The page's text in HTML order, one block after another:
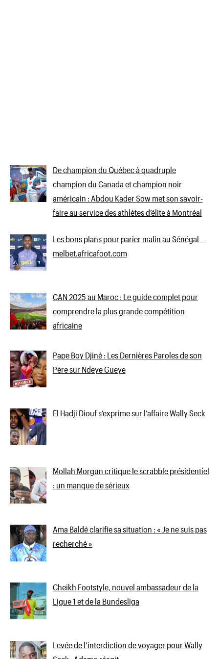
De champion du Québec à quadruple
champion du Canada et champion noir
américain : Abdou Kader Sow met son savoir-
faire au service des athlètes d’élite à Montréal
Les bons plans pour parier malin au Sénégal –
melbet.africafoot.com
CAN 2025 au Maroc : Le guide complet pour
comprendre la plus grande compétition
africaine
Pape Boy Djiné : Les Dernières Paroles de son
Père sur Ndeye Gueye
El Hadji Diouf s’exprime sur l’affaire Wally Seck
Mollah Morgun critique le scrabble présidentiel
: un manque de sérieux
Ama Baldé clarifie sa situation : « Je ne suis pas
recherché »
Cheikh Footstyle, nouvel ambassadeur de la
Ligue 1 et de la Bundesliga
Levée de l’interdiction de voyager pour Wally